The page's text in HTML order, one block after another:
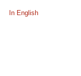
In English